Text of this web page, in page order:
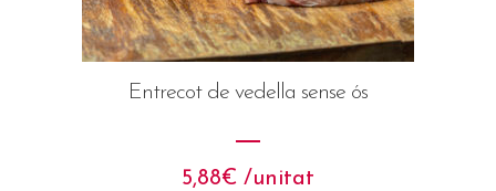
Entrecot de vedella sense ós
5,88€ /unitat